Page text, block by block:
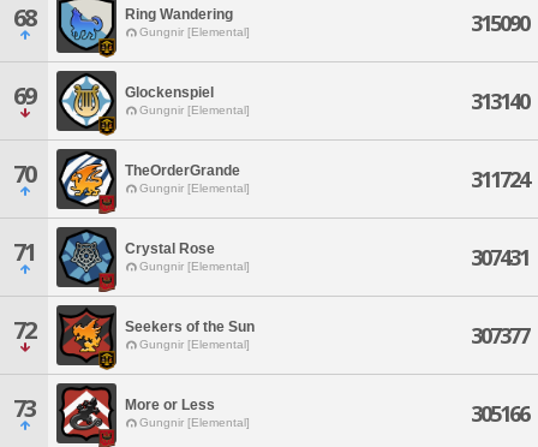
68 Ring Wandering
Gungnir [Elemental] 315090
69 Glockenspiel
Gungnir [Elemental] 313140
70 TheOrderGrande
Gungnir [Elemental] 311724
71 Crystal Rose
Gungnir [Elemental] 307431
72 Seekers of the Sun
Gungnir [Elemental] 307377
73 More or Less
Gungnir [Elemental] 305166